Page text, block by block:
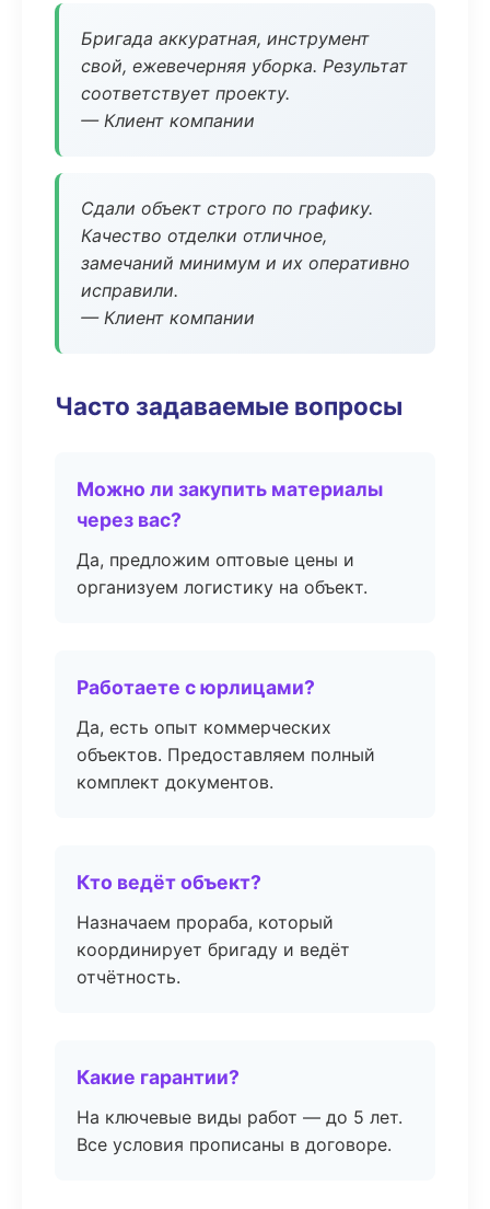
Бригада аккуратная, инструмент
свой, ежевечерняя уборка. Результат
соответствует проекту.
— Клиент компании
Сдали объект строго по графику.
Качество отделки отличное,
замечаний минимум и их оперативно
исправили.
— Клиент компании
Часто задаваемые вопросы
Можно ли закупить материалы
через вас?
Да, предложим оптовые цены и
организуем логистику на объект.
Работаете с юрлицами?
Да, есть опыт коммерческих
объектов. Предоставляем полный
комплект документов.
Кто ведёт объект?
Назначаем прораба, который
координирует бригаду и ведёт
отчётность.
Какие гарантии?
На ключевые виды работ — до 5 лет.
Все условия прописаны в договоре.